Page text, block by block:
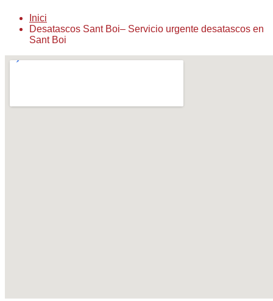
Inici
Desatascos Sant Boi– Servicio urgente desatascos en
Sant Boi